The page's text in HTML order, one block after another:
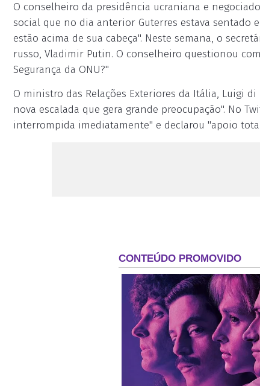
O conselheiro da presidência ucraniana e
social que no dia anterior Guterres estava sentado
estão acima de sua cabeça". Neste semana, o
russo, Vladimir Putin. O conselheiro questionou
Segurança da ONU?"
O ministro das Relações Exteriores da Itália, Luigi
nova escalada que gera grande preocupação". No
interrompida imediatamente" e declarou "apoio